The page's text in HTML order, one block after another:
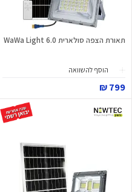
תאורת הצפה סולארית WaWa Light 6.0
הוסף להשוואה
799 ₪